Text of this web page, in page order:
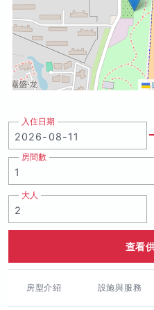
入住日期
房間數
大人
查看
房型介紹 設施與服務